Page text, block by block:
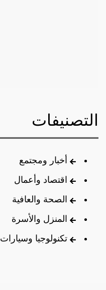
التصنيفات
أخبار ومجتمع
اقتصاد وأعمال
الصحة والعافية
المنزل والأسرة
تكنولوجيا وسيارات